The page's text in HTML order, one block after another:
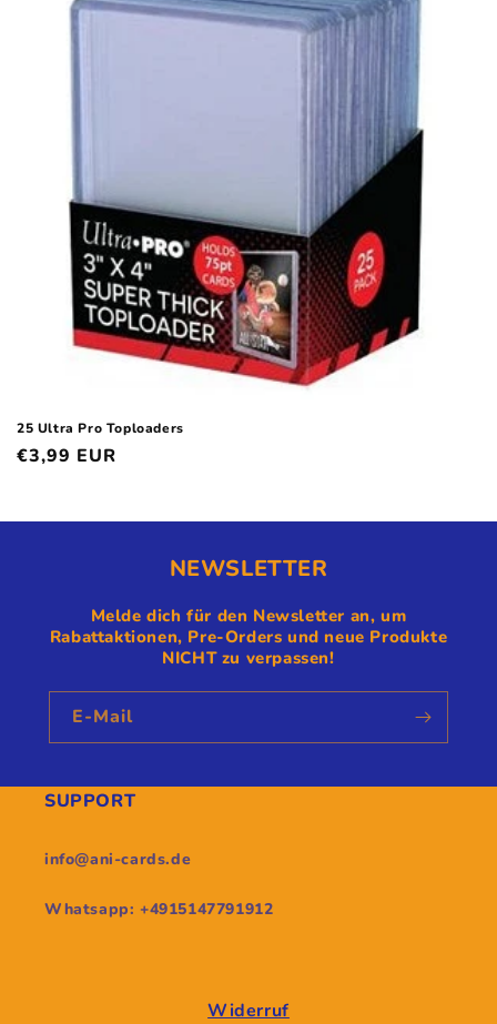
25 Ultra Pro Toploaders
Normaler
€3,99 EUR
NEWSLETTER
Melde dich für den Newsletter an, um
Rabattaktionen, Pre-Orders und neue Produkte
NICHT zu verpassen!
E-Mail
SUPPORT
info@ani-cards.de
Whatsapp: +4915147791912
Widerruf